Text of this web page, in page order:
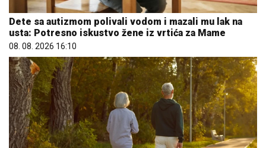
Dete sa autizmom polivali vodom i mazali mu lak na
usta: Potresno iskustvo žene iz vrtića za Mame
08. 08. 2026 16:10